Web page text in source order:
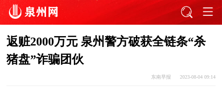
返赃2000万元 泉州警方破获全链条“杀
猪盘”诈骗团伙
东南早报 2023-08-04 09:14